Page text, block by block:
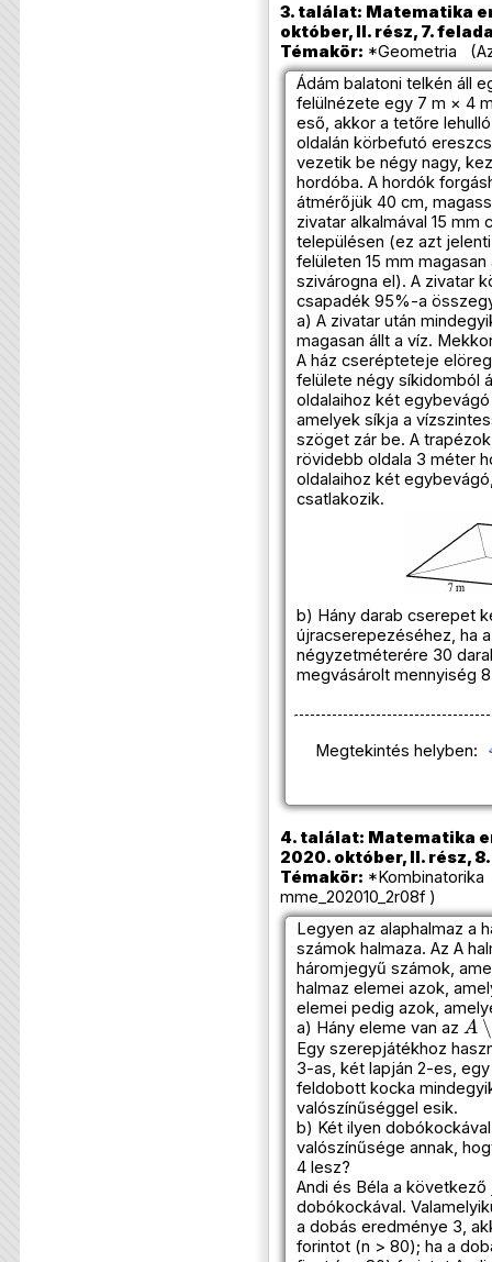
3. találat: Matematika
október, II. rész, 7.
Témakör: *Geometria
Ádám balatoni telkén áll
felülnézete egy 7 m × 4
eső, akkor a tetőre
oldalán körbefutó
vezetik be négy nagy,
hordóba. A hordók
átmérőjük 40 cm,
zivatar alkalmával 15 mm
településen (ez azt
felületen 15 mm
szivárogna el). A zivatar
csapadék 95%-a
a) A zivatar után
magasan állt a víz.
A ház cserépteteje
felülete négy síkidomból
oldalaihoz két
amelyek síkja a
szöget zár be. A
rövidebb oldala 3 méter
oldalaihoz két
csatlakozik.
b) Hány darab cserepet
újracserepezéséhez, ha
négyzetméterére 30
megvásárolt mennyiség
Megtekintés helyben:
4. találat: Matematika
2020. október, II. rész,
Témakör:
mme_202010_2r08f )
Legyen az alaphalmaz a
számok halmaza. Az A
háromjegyű számok,
halmaz elemei azok,
elemei pedig azok,
a) Hány eleme van az
A∖
Egy szerepjátékhoz
3-as, két lapján 2-es,
feldobott kocka
valószínűséggel esik.
b) Két ilyen
valószínűsége annak,
4 lesz?
Andi és Béla a
dobókockával.
a dobás eredménye 3,
forintot (n > 80); ha a